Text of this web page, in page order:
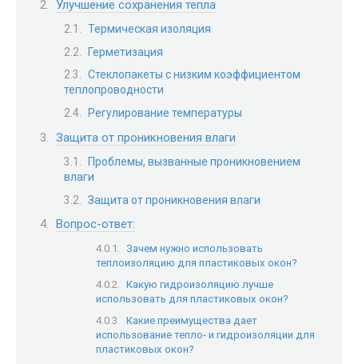
Улучшение сохранения тепла
Термическая изоляция
Герметизация
Стеклопакеты с низким коэффициентом
теплопроводности
Регулирование температуры
Защита от проникновения влаги
Проблемы, вызванные проникновением
влаги
Защита от проникновения влаги
Вопрос-ответ:
Зачем нужно использовать
теплоизоляцию для пластиковых окон?
Какую гидроизоляцию лучше
использовать для пластиковых окон?
Какие преимущества дает
использование тепло- и гидроизоляции для
пластиковых окон?